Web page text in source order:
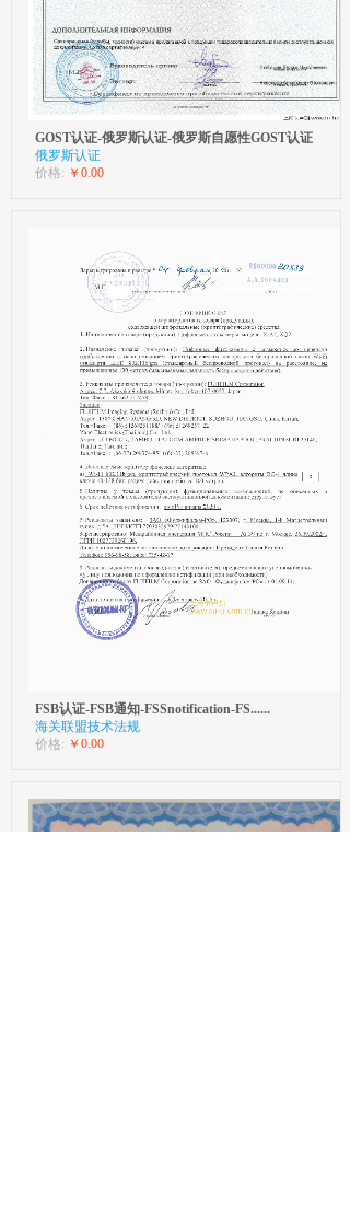
GOST认证-俄罗斯认证-俄罗斯自愿性GOST认证
俄罗斯认证
价格: ￥0.00
FSB认证-FSB通知-FSSnotification-FS......
海关联盟技术法规
价格: ￥0.00